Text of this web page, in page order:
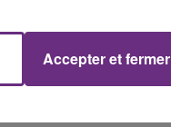
Accepter et fermer